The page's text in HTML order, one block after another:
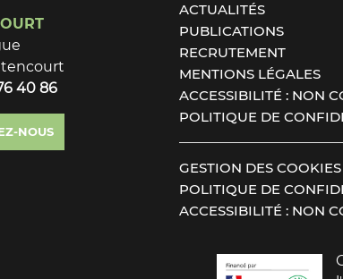
40 86
NOUS
ACTUALITÉS
PUBLICATIONS
RECRUTEMENT
MENTIONS LÉGALES
ACCESSIBILITÉ : NON
POLITIQUE DE
GESTION DES COOKIES
POLITIQUE DE
ACCESSIBILITÉ : NON